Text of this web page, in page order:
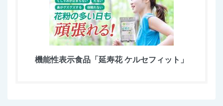
機能性表示食品「延寿花 ケルセフィット」